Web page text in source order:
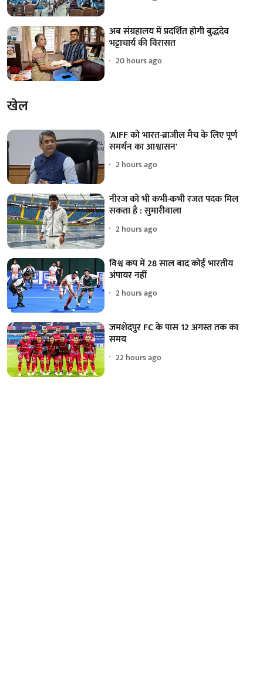
अब संग्रहालय में प्रदर्शित होगी बुद्धदेव
भट्टाचार्य की विरासत
20 hours ago
खेल
'AIFF को भारत-ब्राजील मैच के लिए पूर्ण
समर्थन का आश्वासन'
2 hours ago
नीरज को भी कभी-कभी रजत पदक मिल
सकता है : सुमारीवाला
2 hours ago
विश्व कप में 28 साल बाद कोई भारतीय
अंपायर नहीं
2 hours ago
जमशेदपुर FC के पास 12 अगस्त तक का
समय
22 hours ago